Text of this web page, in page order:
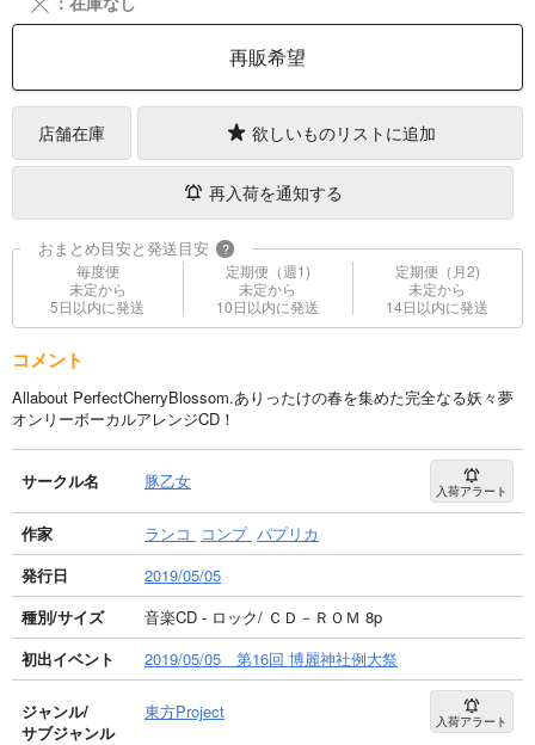
再販希望
店舗在庫 欲しいものリストに追加
再入荷を通知する
おまとめ目安と発送目安 ?
毎度便
未定から
5日以内に発送
定期便（週1)
未定から
10日以内に発送
定期便（月2)
未定から
14日以内に発送
コメント
Allabout PerfectCherryBlossom.ありったけの春を集めた完全なる妖々夢
オンリーボーカルアレンジCD！
サークル名 豚乙女 入荷アラート
作家 ランコ コンプ パプリカ
発行日
2019/05/05
種別/サイズ
音楽CD - ロック/ ＣＤ－ＲＯＭ 8p
初出イベント
2019/05/05 第16回 博麗神社例大祭
ジャンル/
サブジャンル
東方Project 入荷アラート